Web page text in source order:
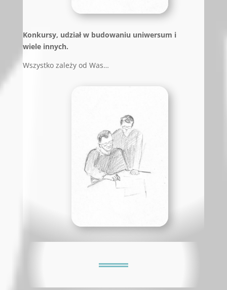
Konkursy, udział w budowaniu uniwersum i
wiele innych.
Wszystko zależy od Was…